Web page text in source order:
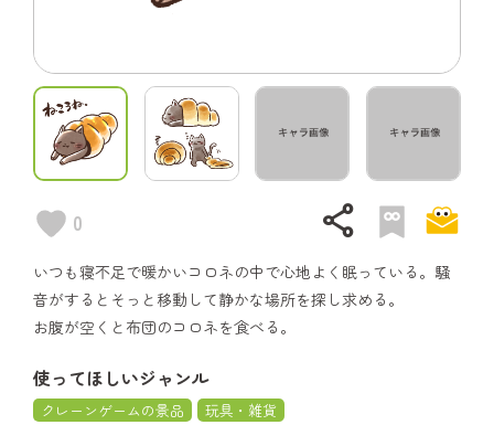
0 share
いつも寝不足で暖かいコロネの中で心地よく眠っている。騒
音がするとそっと移動して静かな場所を探し求める。
お腹が空くと布団のコロネを食べる。
使ってほしいジャンル
クレーンゲームの景品
玩具・雑貨